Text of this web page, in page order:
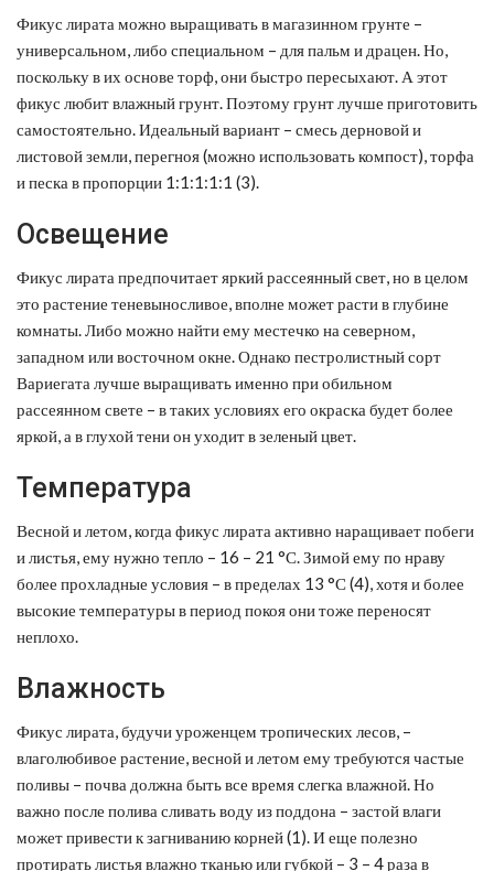
Фикус лирата можно выращивать в магазинном грунте –
универсальном, либо специальном – для пальм и драцен. Но,
поскольку в их основе торф, они быстро пересыхают. А этот
фикус любит влажный грунт. Поэтому грунт лучше приготовить
самостоятельно. Идеальный вариант – смесь дерновой и
листовой земли, перегноя (можно использовать компост), торфа
и песка в пропорции 1:1:1:1:1 (3).
Освещение
Фикус лирата предпочитает яркий рассеянный свет, но в целом
это растение теневыносливое, вполне может расти в глубине
комнаты. Либо можно найти ему местечко на северном,
западном или восточном окне. Однако пестролистный сорт
Вариегата лучше выращивать именно при обильном
рассеянном свете – в таких условиях его окраска будет более
яркой, а в глухой тени он уходит в зеленый цвет.
Температура
Весной и летом, когда фикус лирата активно наращивает побеги
и листья, ему нужно тепло – 16 – 21 °С. Зимой ему по нраву
более прохладные условия – в пределах 13 °С (4), хотя и более
высокие температуры в период покоя они тоже переносят
неплохо.
Влажность
Фикус лирата, будучи уроженцем тропических лесов, –
влаголюбивое растение, весной и летом ему требуются частые
поливы – почва должна быть все время слегка влажной. Но
важно после полива сливать воду из поддона – застой влаги
может привести к загниванию корней (1). И еще полезно
протирать листья влажно тканью или губкой – 3 – 4 раза в